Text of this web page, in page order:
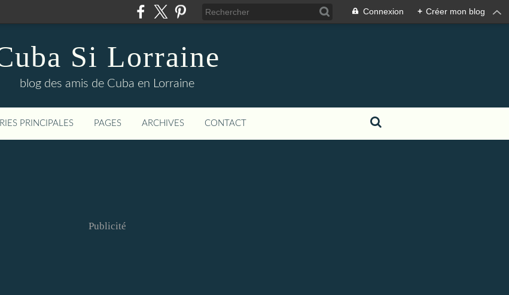
Connexion + Créer mon blog
Si Lorraine
blog des amis de Cuba en Lorraine
PRINCIPALES PAGES ARCHIVES CONTACT
Publicité